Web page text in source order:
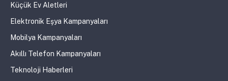
Küçük Ev Aletleri
Elektronik Eşya Kampanyaları
Mobilya Kampanyaları
Akıllı Telefon Kampanyaları
Teknoloji Haberleri